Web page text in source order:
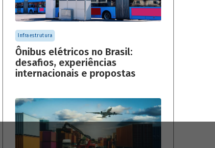
Infraestrutura
Ônibus elétricos no Brasil:
desafios, experiências
internacionais e propostas